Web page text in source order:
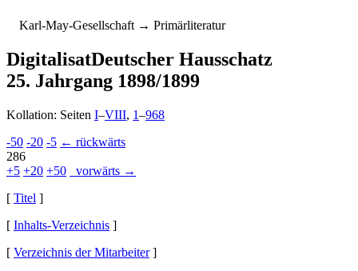
Karl-May-Gesellschaft → Primärliteratur
DigitalisatDeutscher Hausschatz
25. Jahrgang 1898/1899
Kollation: Seiten I–VIII, 1–968
-50 -20 -5 ← rückwärts
286
+5 +20 +50
vorwärts →
[ Titel ]
[ Inhalts-Verzeichnis ]
[ Verzeichnis der Mitarbeiter]